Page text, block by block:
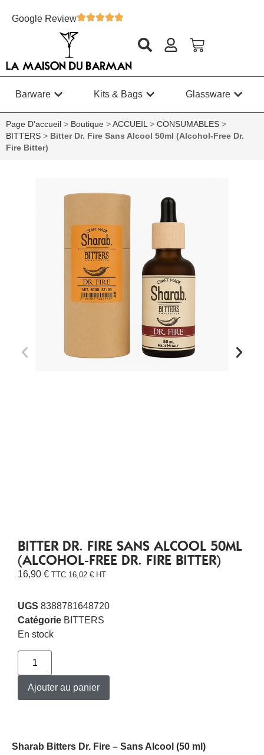
Google Review
Barware Kits & Bags Glassware
Page D'accueil > Boutique > ACCUEIL> CONSUMABLES >
BITTERS > Bitter Dr. Fire Sans Alcool 50ml (Alcohol-Free Dr.
Fire Bitter)
BITTER DR. FIRE SANS ALCOOL 50ML
(ALCOHOL-FREE DR. FIRE BITTER)
16,90 € TTC 16,02 € HT
UGS 8388781648720
Catégorie BITTERS
En stock
Ajouter au panier
Sharab Bitters Dr. Fire – Sans Alcool (50 ml)